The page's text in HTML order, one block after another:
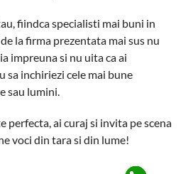
fiindca specialisti mai buni in
la firma prezentata mai sus nu
impreuna si nu uita ca ai
sa inchiriezi cele mai bune
sau lumini.
perfecta, ai curaj si invita pe scena
voci din tara si din lume!